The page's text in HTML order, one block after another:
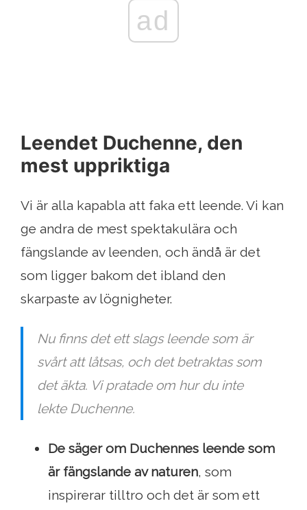
ad
Leendet Duchenne, den
mest uppriktiga
Vi är alla kapabla att faka ett leende. Vi kan
ge andra de mest spektakulära och
fängslande av leenden, och ändå är det
som ligger bakom det ibland den
skarpaste av lögnigheter.
Nu finns det ett slags leende som är
svårt att låtsas, och det betraktas som
det äkta. Vi pratade om hur du inte
lekte Duchenne.
De säger om Duchennes leende som
är fängslande av naturen, som
inspirerar tilltro och det är som ett